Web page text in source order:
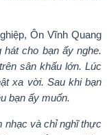
Ôn Vĩnh Quang
hát cho bạn ấy nghe.
sân khấu lớn. Lúc
xa vời. Sau khi bạn
bạn ấy muốn.
nhạc và chỉ nghĩ thực